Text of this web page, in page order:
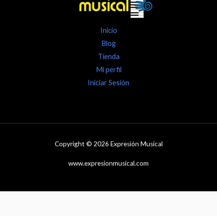
Inicio
Blog
Tienda
Mi perfil
Iniciar Sesión
Copyright © 2026 Expresión Musical
www.expresionmusical.com